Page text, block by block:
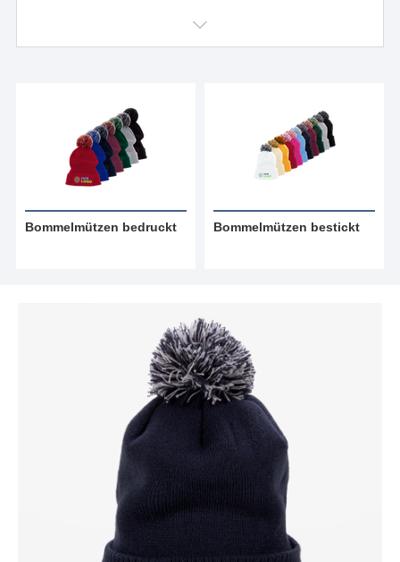
Bommelmützen bedruckt Bommelmützen bestickt